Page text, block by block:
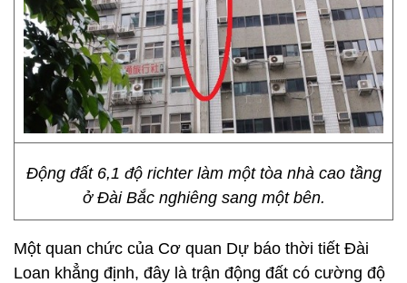
Động đất 6,1 độ richter làm một tòa nhà cao tầng
ở Đài Bắc nghiêng sang một bên.
Một quan chức của Cơ quan Dự báo thời tiết Đài
Loan khẳng định, đây là trận động đất có cường độ